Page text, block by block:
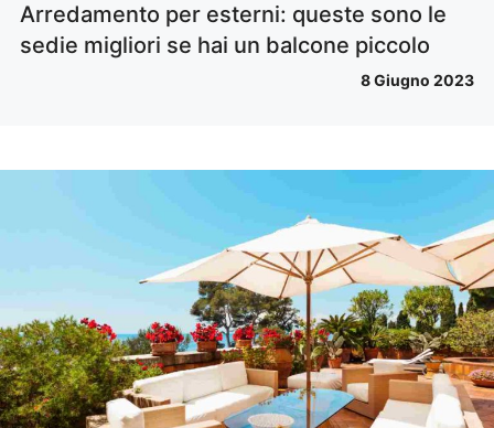
Arredamento per esterni: queste sono le
sedie migliori se hai un balcone piccolo
8 Giugno 2023